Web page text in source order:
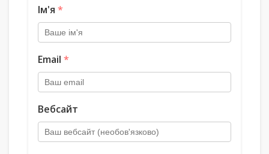
Ім'я *
Email *
Вебсайт